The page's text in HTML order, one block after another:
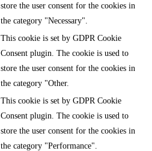
store the user consent for the cookies in
the category "Necessary".
This cookie is set by GDPR Cookie
Consent plugin. The cookie is used to
store the user consent for the cookies in
the category "Other.
This cookie is set by GDPR Cookie
Consent plugin. The cookie is used to
store the user consent for the cookies in
the category "Performance".